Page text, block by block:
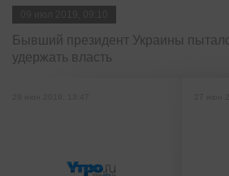
Бывший президент Украины
удержать власть